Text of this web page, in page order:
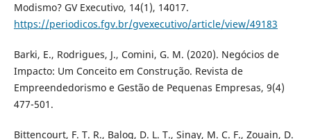
Modismo? GV Executivo, 14(1), 14017.
https://periodicos.fgv.br/gvexecutivo/article/view/49183
Barki, E., Rodrigues, J., Comini, G. M. (2020). Negócios de
Impacto: Um Conceito em Construção. Revista de
Empreendedorismo e Gestão de Pequenas Empresas, 9(4)
477-501.
Bittencourt, F. T. R., Balog, D. L. T., Sinay, M. C. F., Zouain, D.